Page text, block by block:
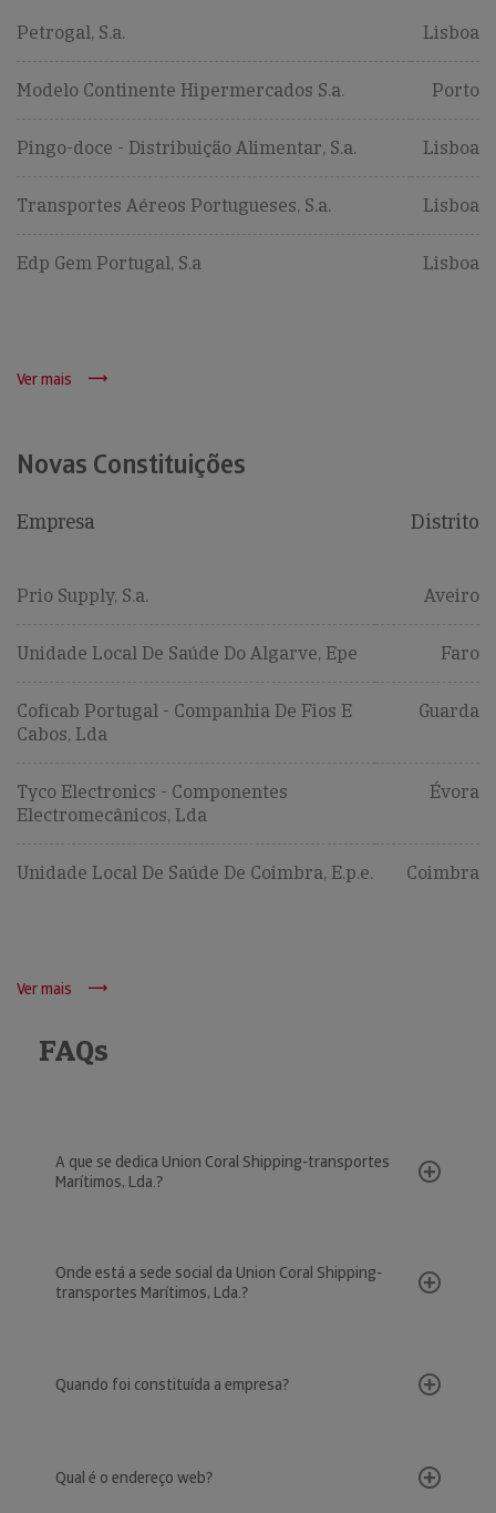
Petrogal, S.a. Lisboa
Modelo Continente Hipermercados S.a. Porto
Pingo-doce - Distribuição Alimentar, S.a. Lisboa
Transportes Aéreos Portugueses, S.a. Lisboa
Edp Gem Portugal, S.a Lisboa
Ver mais
Novas Constituições
Empresa Distrito
Prio Supply, S.a. Aveiro
Unidade Local De Saúde Do Algarve, Epe Faro
Coficab Portugal - Companhia De Fios E
Cabos, Lda
Guarda
Tyco Electronics - Componentes
Electromecânicos, Lda
Évora
Unidade Local De Saúde De Coimbra, E.p.e. Coimbra
Ver mais
FAQs
A que se dedica Union Coral Shipping-transportes
Marítimos, Lda.?
Onde está a sede social da Union Coral Shipping-
transportes Marítimos, Lda.?
Quando foi constituída a empresa?
Qual é o endereço web?